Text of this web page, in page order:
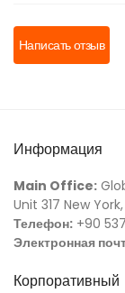
Написать отзыв
Информация
Main Office:
Unit 317 New York,
Телефон: +90
Электронная
Корпоративный